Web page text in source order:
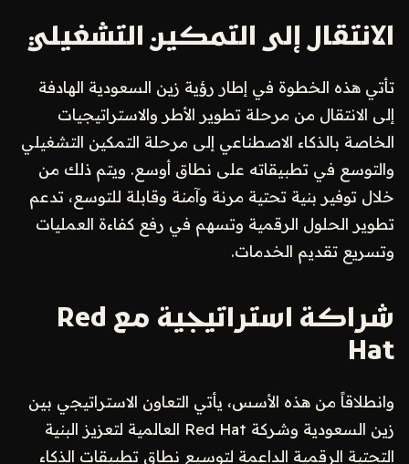
الانتقال إلى التمكين التشغيلي
تأتي هذه الخطوة في إطار رؤية زين السعودية الهادفة
إلى الانتقال من مرحلة تطوير الأطر والاستراتيجيات
الخاصة بالذكاء الاصطناعي إلى مرحلة التمكين التشغيلي
والتوسع في تطبيقاته على نطاق أوسع. ويتم ذلك من
خلال توفير بنية تحتية مرنة وآمنة وقابلة للتوسع، تدعم
تطوير الحلول الرقمية وتسهم في رفع كفاءة العمليات
وتسريع تقديم الخدمات.
شراكة استراتيجية مع Red
Hat
وانطلاقاً من هذه الأسس، يأتي التعاون الاستراتيجي بين
زين السعودية وشركة Red Hat العالمية لتعزيز البنية
التحتية الرقمية الداعمة لتوسيع نطاق تطبيقات الذكاء